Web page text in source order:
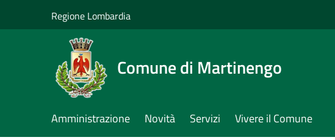
Regione Lombardia
Comune di Martinengo
Amministrazione Novità Servizi Vivere il Comune